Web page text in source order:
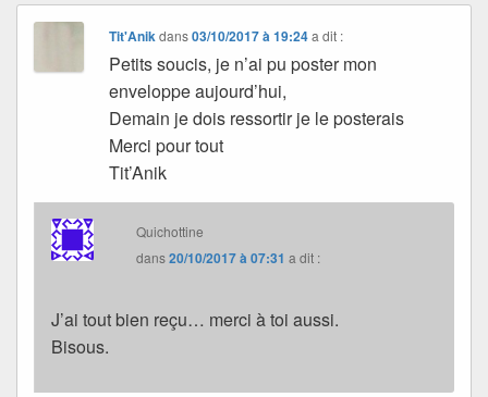
Tit'Anikdans03/10/2017 à 19:24 a dit :
Petits soucis, je n’ai pu poster mon
enveloppe aujourd’hui,
Demain je dois ressortir je le posterais
Merci pour tout
Tit’Anik
Quichottine
dans20/10/2017 à 07:31 a dit :
J’ai tout bien reçu… merci à toi aussi.
Bisous.